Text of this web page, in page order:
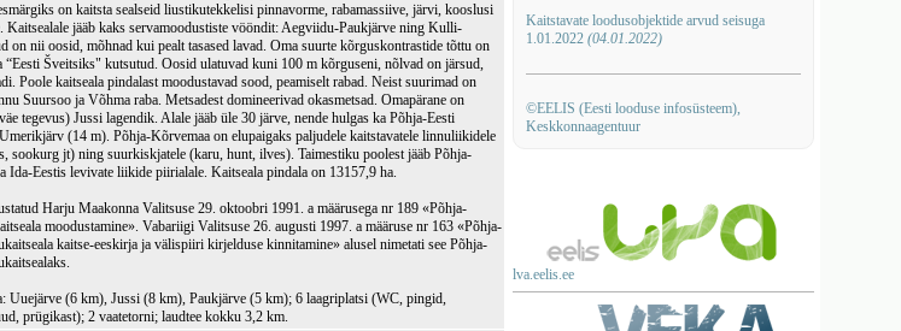
Kaitstavate loodusobjektide arvud seisuga
1.01.2022 (04.01.2022)
©EELIS (Eesti looduse infosüsteem),
Keskkonnaagentuur
lva.eelis.ee
on kaitsta sealseid liustikutekkelisi pinnavorme, rabamassiive, järvi, kooslusi
Kaitsealale jääb kaks servamoodustiste vööndit: Aegviidu-Paukjärve ning Kulli-
on nii oosid, mõhnad kui pealt tasased lavad. Oma suurte kõrguskontrastide tõttu on
“Eesti Šveitsiks" kutsutud. Oosid ulatuvad kuni 100 m kõrguseni, nõlvad on järsud,
Poole kaitseala pindalast moodustavad sood, peamiselt rabad. Neist suurimad on
Suursoo ja Võhma raba. Metsadest domineerivad okasmetsad. Omapärane on
tegevus) Jussi lagendik. Alale jääb üle 30 järve, nende hulgas ka Põhja-Eesti
(14 m). Põhja-Kõrvemaa on elupaigaks paljudele kaitstavatele linnuliikidele
sookurg jt) ning suurkiskjatele (karu, hunt, ilves). Taimestiku poolest jääb Põhja-
Ida-Eestis levivate liikide piirialale. Kaitseala pindala on 13157,9 ha.
Harju Maakonna Valitsuse 29. oktoobri 1991. a määrusega nr 189 «Põhja-
moodustamine». Vabariigi Valitsuse 26. augusti 1997. a määruse nr 163 «Põhja-
kaitse-eeskirja ja välispiiri kirjelduse kinnitamine» alusel nimetati see Põhja-
Uuejärve (6 km), Jussi (8 km), Paukjärve (5 km); 6 laagriplatsi (WC, pingid,
prügikast); 2 vaatetorni; laudtee kokku 3,2 km.